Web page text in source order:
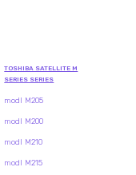
TOSHIBA SATELLITE M
SERIES SERIES
modl M205
modl M200
modl M210
modl M215